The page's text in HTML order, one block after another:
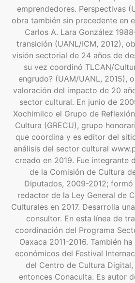
emprendedores. Perspectivas
obra también sin precedente en
Carlos A. Lara González
transición (UANL/ICM, 2012),
visión sectorial de 24 años de
su vez coordinó TLCAN/
engrudo? (UAM/UANL, 2015),
valoración del impacto de 20
sector cultural. En junio de
Xochimilco el Grupo de
Cultura (GRECU), grupo
que coordina y es editor del
análisis del sector cultural
creado en 2019. Fue integrante
de la Comisión de Cultura
Diputados, 2009-2012;
redactor de la Ley General de
Culturales en 2017. Desarrolla
consultor. En esta línea de
coordinación del Programa
Oaxaca 2011-2016. También
económicos del Festival
del Centro de Cultura
entonces Conaculta. Es autor